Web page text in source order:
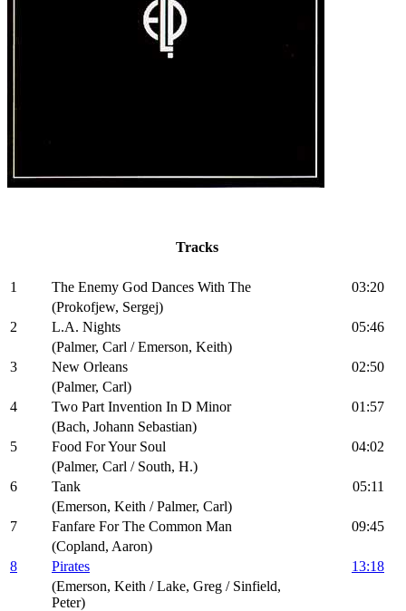
Tracks
1 The Enemy God Dances With The
03:20
(Prokofjew, Sergej)
2
L.A. Nights
05:46
(Palmer, Carl / Emerson, Keith)
3
New Orleans
02:50
(Palmer, Carl)
4
Two Part Invention In D Minor
01:57
(Bach, Johann Sebastian)
5
Food For Your Soul
04:02
(Palmer, Carl / South, H.)
6
Tank
05:11
(Emerson, Keith / Palmer, Carl)
7
Fanfare For The Common Man
09:45
(Copland, Aaron)
8
Pirates
13:18
(Emerson, Keith / Lake, Greg / Sinfield,
Peter)